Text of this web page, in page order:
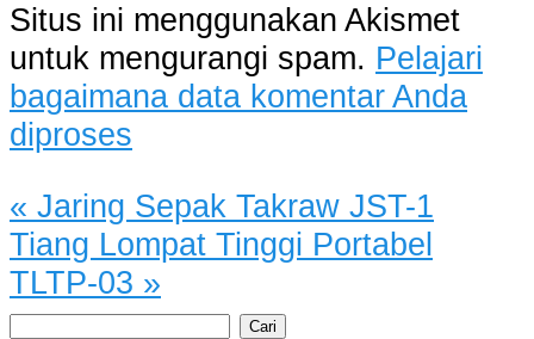
Situs ini menggunakan Akismet
untuk mengurangi spam. Pelajari
bagaimana data komentar Anda
diproses
« Jaring Sepak Takraw JST-1
Tiang Lompat Tinggi Portabel
TLTP-03 »
Cari